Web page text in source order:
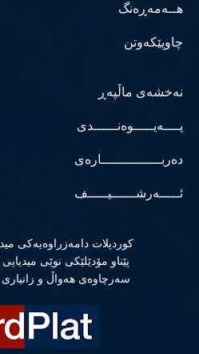
هــەمەڕەنگ
چاوپێکەوتن
نەخشەی ماڵپەڕ
پــــەیـــــوەنــــــدی
دەربـــــــــــــــارەی
ئـــــەرشــــــیـــــف
كوردپلات دامەزراوەیەكی
پێناو مۆدێلێكی نوێی
سەرچاوەی هەواڵ و